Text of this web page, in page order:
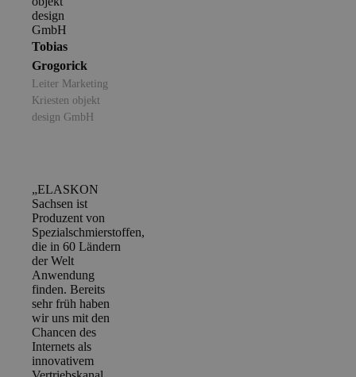
Tobias
Grogorick
Leiter Marketing
Kriesten objekt
design GmbH
„ELASKON
Sachsen ist
Produzent von
Spezialschmierstoffen,
die in 60 Ländern
der Welt
Anwendung
finden. Bereits
sehr früh haben
wir uns mit den
Chancen des
Internets als
innovativem